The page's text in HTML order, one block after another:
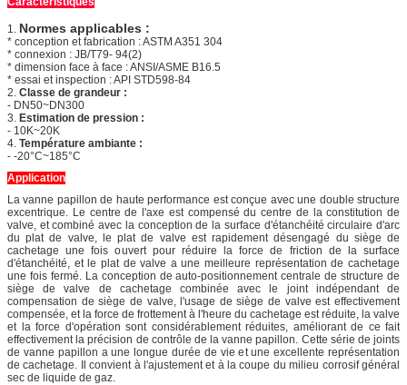
1. Normes applicables :
* conception et fabrication : ASTM A351 304
* connexion : JB/T79- 94(2)
* dimension face à face : ANSI/ASME B16.5
* essai et inspection : API STD598-84
2. Classe de grandeur :
- DN50~DN300
3. Estimation de pression :
- 10K~20K
4. Température ambiante :
- -20°C~185°C
Application
La vanne papillon de haute performance est conçue avec une double structure
excentrique. Le centre de l'axe est compensé du centre de la constitution de
valve, et combiné avec la conception de la surface d'étanchéité circulaire d'arc
du plat de valve, le plat de valve est rapidement désengagé du siège de
cachetage une fois ouvert pour réduire la force de friction de la surface
d'étanchéité, et le plat de valve a une meilleure représentation de cachetage
une fois fermé. La conception de auto-positionnement centrale de structure de
siège de valve de cachetage combinée avec le joint indépendant de
compensation de siège de valve, l'usage de siège de valve est effectivement
compensée, et la force de frottement à l'heure du cachetage est réduite, la valve
et la force d'opération sont considérablement réduites, améliorant de ce fait
effectivement la précision de contrôle de la vanne papillon. Cette série de joints
de vanne papillon a une longue durée de vie et une excellente représentation
de cachetage. Il convient à l'ajustement et à la coupe du milieu corrosif général
sec de liquide de gaz.